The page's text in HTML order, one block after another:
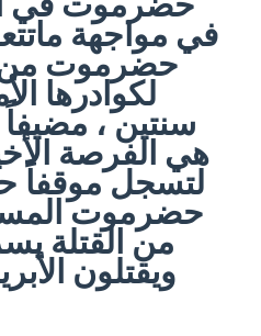
حضرموت في
في مواجهة
حضرموت من
لكوادرها
سنتين ،
هي الفرصة
لتسجل موقفاً
حضرموت
من القتلة
ويقتلون